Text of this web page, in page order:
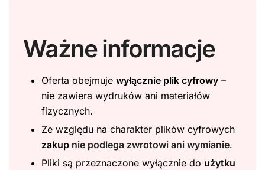
Ważne informacje
Oferta obejmuje wyłącznie plik cyfrowy –
nie zawiera wydruków ani materiałów
fizycznych.
Ze względu na charakter plików cyfrowych
zakup nie podlega zwrotowi ani wymianie.
Pliki są przeznaczone wyłącznie do użytku